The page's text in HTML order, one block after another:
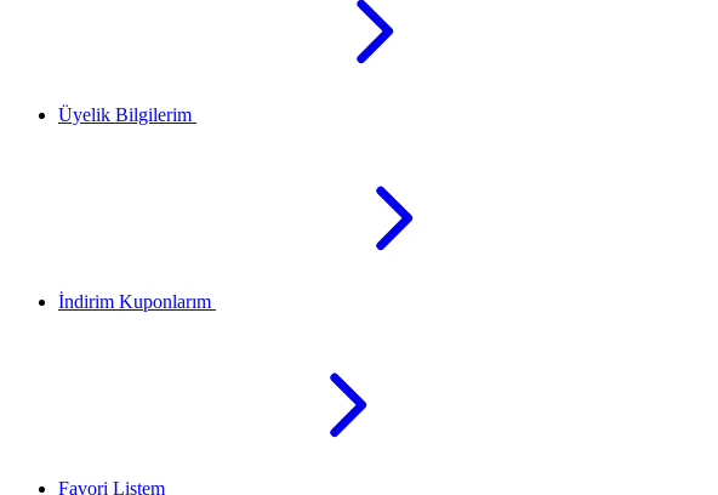
Üyelik Bilgilerim
İndirim Kuponlarım
Favori Listem